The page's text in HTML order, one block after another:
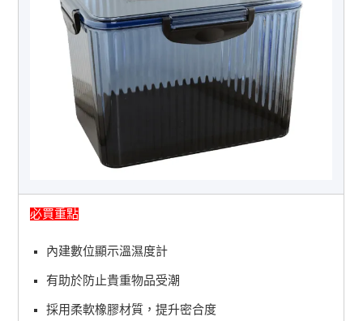
必買重點
內建數位顯示溫濕度計
有助於防止貴重物品受潮
採用柔軟橡膠材質，提升密合度